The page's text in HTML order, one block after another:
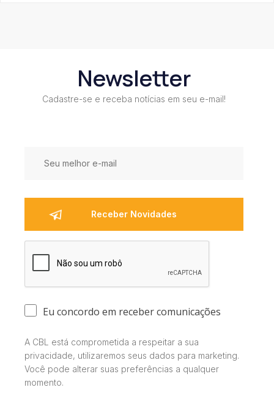
Newsletter
Cadastre-se e receba notícias em seu e-mail!
Eu concordo em receber comunicações
A CBL está comprometida a respeitar a sua
privacidade, utilizaremos seus dados para marketing.
Você pode alterar suas preferências a qualquer
momento.